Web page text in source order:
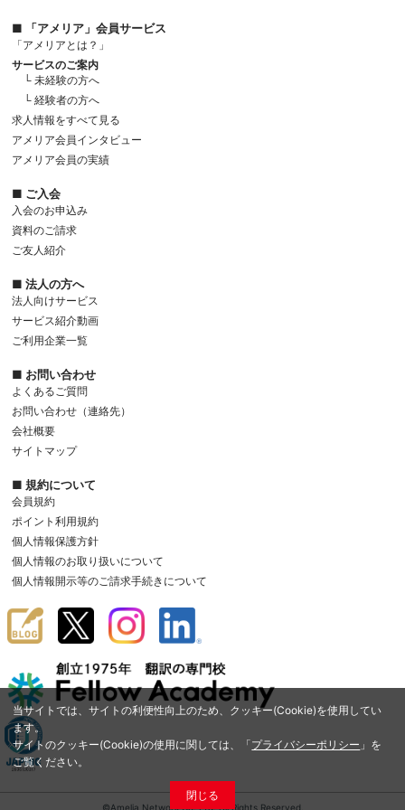
当サイトでは、サイトの利便性向上のため、クッキー(Cookie)を使用してい
ます。
サイトのクッキー(Cookie)の使用に関しては、「プライバシーポリシー 」を
ご覧ください。
閉じる
■ 「アメリア」会員サービス
「アメリアとは？」
サービスのご案内
└ 未経験の方へ
└ 経験者の方へ
求人情報をすべて見る
アメリア会員インタビュー
アメリア会員の実績
■ ご入会
入会のお申込み
資料のご請求
ご友人紹介
■ 法人の方へ
法人向けサービス
サービス紹介動画
ご利用企業一覧
■ お問い合わせ
よくあるご質問
お問い合わせ（連絡先）
会社概要
サイトマップ
■ 規約について
会員規約
ポイント利用規約
個人情報保護方針
個人情報のお取り扱いについて
個人情報開示等のご請求手続きについて
©Amelia Network Co.,Ltd. All Rights Reserved.